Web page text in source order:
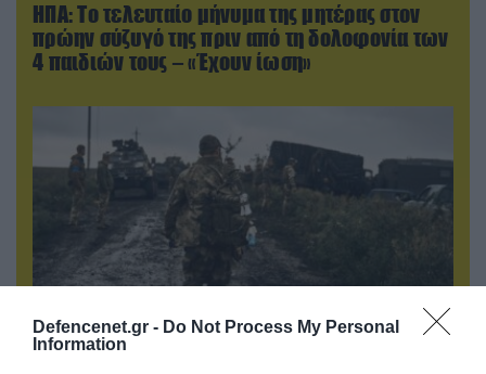
Defencenet.gr - Do Not Process My Personal
Information
ΗΠΑ: Το τελευταίο μήνυμα της μητέρας στον
πρώην σύζυγό της πριν από τη δολοφονία των
4 παιδιών τους – «Έχουν ίωση»